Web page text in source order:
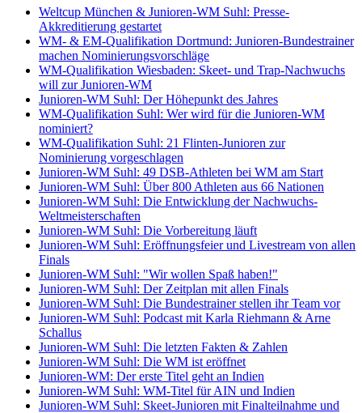
Weltcup München & Junioren-WM Suhl: Presse-
Akkreditierung gestartet
WM- & EM-Qualifikation Dortmund: Junioren-Bundestrainer
machen Nominierungsvorschläge
WM-Qualifikation Wiesbaden: Skeet- und Trap-Nachwuchs
will zur Junioren-WM
Junioren-WM Suhl: Der Höhepunkt des Jahres
WM-Qualifikation Suhl: Wer wird für die Junioren-WM
nominiert?
WM-Qualifikation Suhl: 21 Flinten-Junioren zur
Nominierung vorgeschlagen
Junioren-WM Suhl: 49 DSB-Athleten bei WM am Start
Junioren-WM Suhl: Über 800 Athleten aus 66 Nationen
Junioren-WM Suhl: Die Entwicklung der Nachwuchs-
Weltmeisterschaften
Junioren-WM Suhl: Die Vorbereitung läuft
Junioren-WM Suhl: Eröffnungsfeier und Livestream von allen
Finals
Junioren-WM Suhl: "Wir wollen Spaß haben!"
Junioren-WM Suhl: Der Zeitplan mit allen Finals
Junioren-WM Suhl: Die Bundestrainer stellen ihr Team vor
Junioren-WM Suhl: Podcast mit Karla Riehmann & Arne
Schallus
Junioren-WM Suhl: Die letzten Fakten & Zahlen
Junioren-WM Suhl: Die WM ist eröffnet
Junioren-WM: Der erste Titel geht an Indien
Junioren-WM Suhl: WM-Titel für AIN und Indien
Junioren-WM Suhl: Skeet-Junioren mit Finalteilnahme und